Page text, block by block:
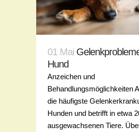
01 Mai
Hund
Anzeichen und
Behandlungsmöglichkeiten
die häufigste
Hunden und betrifft in etwa
ausgewachsenen Tiere.